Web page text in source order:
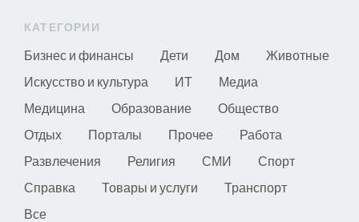
КАТЕГОРИИ
Бизнес и финансы Дети Дом
Животные
Искусство и культура
ИТ
Медиа
Медицина
Образование
Общество
Отдых
Порталы Прочее
Работа
Развлечения
Религия СМИ
Спорт
Справка
Товары и услуги
Транспорт
Все